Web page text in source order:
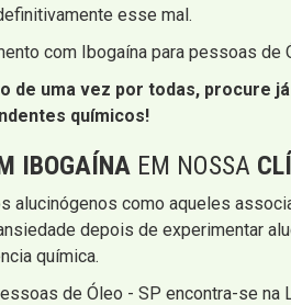
esse mal.
com Ibogaína para pessoas
de uma vez por todas, procure
químicos!
IBOGAÍNA EM NOSSA
alucinógenos como aqueles
depois de experimentar
química.
de Óleo - SP encontra-se